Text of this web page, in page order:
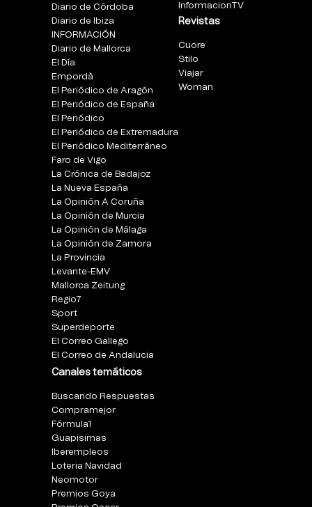
Diario de Córdoba
Diario de Ibiza
INFORMACIÓN
Diario de Mallorca
El Día
Empordà
El Periódico de Aragón
El Periódico de España
El Periódico
El Periódico de Extremadura
El Periódico Mediterráneo
Faro de Vigo
La Crónica de Badajoz
La Nueva España
La Opinión A Coruña
La Opinión de Murcia
La Opinión de Málaga
La Opinión de Zamora
La Provincia
Levante-EMV
Mallorca Zeitung
Regio7
Sport
Superdeporte
El Correo Gallego
El Correo de Andalucia
Canales temáticos
Buscando Respuestas
Compramejor
Fórmula1
Guapisimas
Iberempleos
Loteria Navidad
Neomotor
Premios Goya
InformacionTV
Revistas
Cuore
Stilo
Viajar
Woman